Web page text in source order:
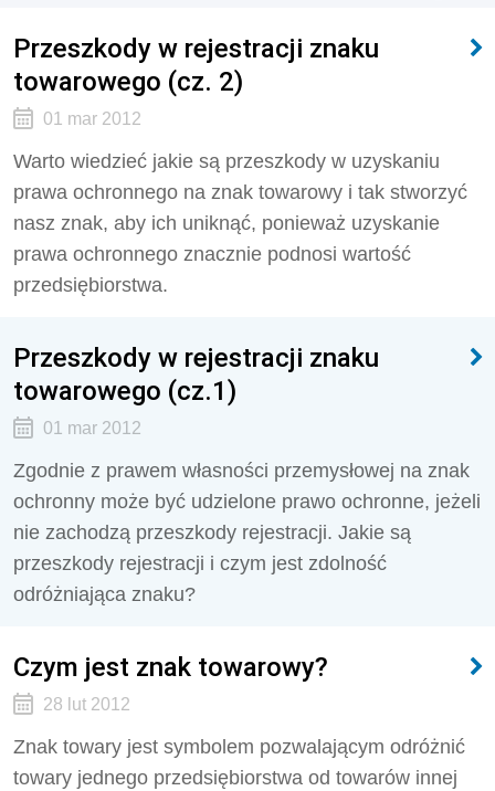
Przeszkody w rejestracji znaku
towarowego (cz. 2)
01 mar 2012
Warto wiedzieć jakie są przeszkody w uzyskaniu
prawa ochronnego na znak towarowy i tak stworzyć
nasz znak, aby ich uniknąć, ponieważ uzyskanie
prawa ochronnego znacznie podnosi wartość
przedsiębiorstwa.
Przeszkody w rejestracji znaku
towarowego (cz.1)
01 mar 2012
Zgodnie z prawem własności przemysłowej na znak
ochronny może być udzielone prawo ochronne, jeżeli
nie zachodzą przeszkody rejestracji. Jakie są
przeszkody rejestracji i czym jest zdolność
odróżniająca znaku?
Czym jest znak towarowy?
28 lut 2012
Znak towary jest symbolem pozwalającym odróżnić
towary jednego przedsiębiorstwa od towarów innej